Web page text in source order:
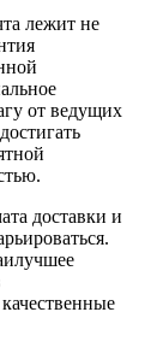
лежит не
от ведущих
доставки и